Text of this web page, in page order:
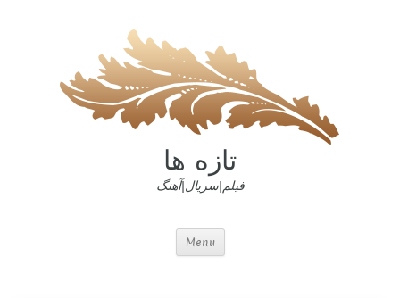
تازه ها
فیلم|سریال|آهنگ
Menu